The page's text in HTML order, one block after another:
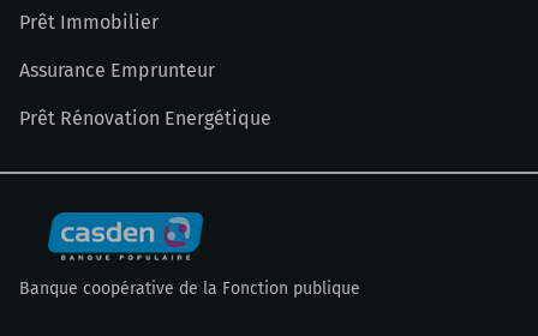
Prêt Immobilier
Assurance Emprunteur
Prêt Rénovation Energétique
Banque coopérative de la Fonction publique